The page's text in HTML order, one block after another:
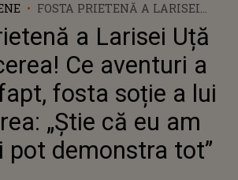
FOSTA PRIETENĂ A LARISEI
UȚĂ RUPE TĂCEREA! CE
AVENTURI A AVUT, DE FAPT,
FOSTA SOȚIE A LUI ALIN OPREA:
„ȘTIE CĂ EU AM DOVEZI ȘI POT
DEMONSTRA TOT”
a Larisei Uță
Ce aventuri a
fosta soție a lui
„Știe că eu am
pot demonstra tot”